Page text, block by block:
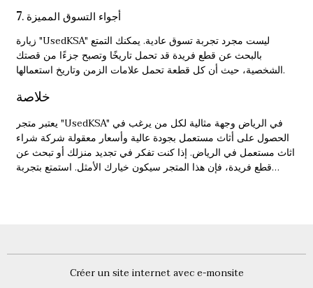
7. أجواء التسوق المميزة
زيارة "UsedKSA" ليست مجرد تجربة تسوق عادية. يمكنك التمتع
بالبحث عن قطع فريدة قد تحمل تاريخًا وتصبح جزءًا من قصتك
الشخصية، حيث أن كل قطعة تحمل علامات الزمن وتاريخ استعمالها.
خلاصة
يعتبر متجر "UsedKSA" في الرياض وجهة مثالية لكل من يرغب في
الحصول على أثاث مستعمل بجودة عالية وأسعار معقولة شركة شراء
اثاث مستعمل في الرياض. إذا كنت تفكر في تجديد منزلك أو تبحث عن
قطع فريدة، فإن هذا المتجر سيكون خيارك الأمثل. استمتع بتجربة
Créer un site internet avec e-monsite